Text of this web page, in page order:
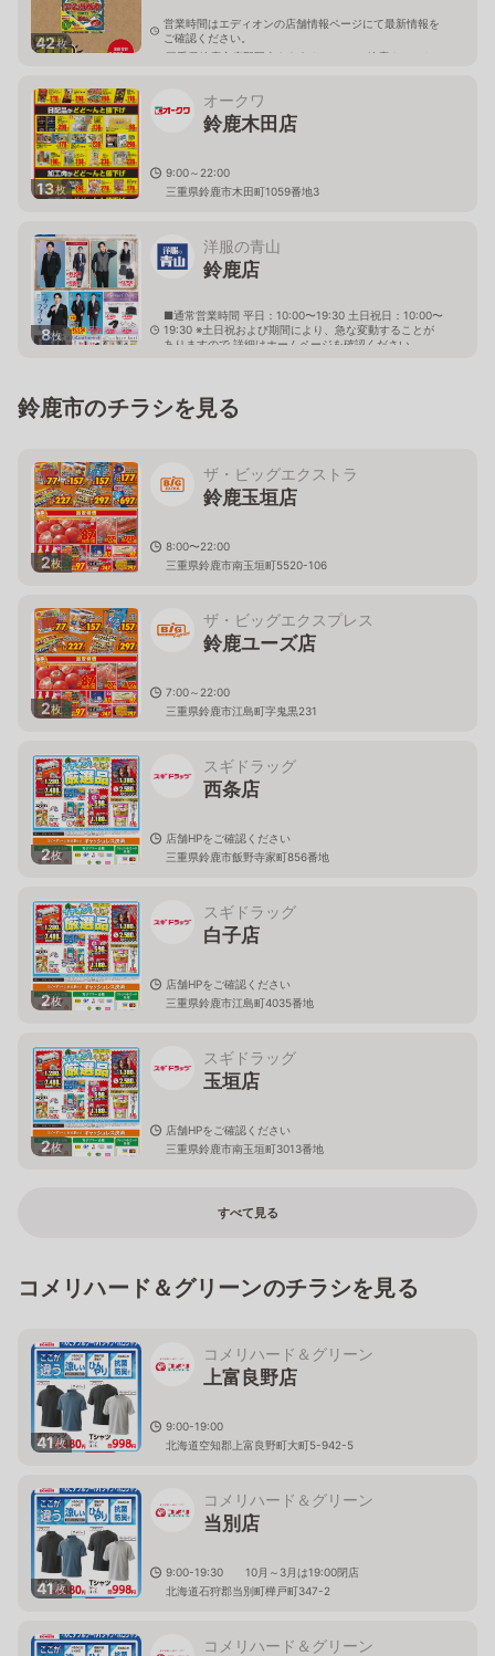
42枚
営業時間はエディオンの店舗情報ページにて最新情報を
ご確認ください。
三重県鈴鹿市庄野羽山4-1-2イオンモ-ル鈴鹿ウエスト
13枚
オークワ
鈴鹿木田店
9:00～22:00
三重県鈴鹿市木田町1059番地3
8枚
洋服の青山
鈴鹿店
■通常営業時間 平日：10:00〜19:30 土日祝日：10:00〜
19:30 ※土日祝および期間により、急な変動することが
ありますので 詳細はホームページを確認ください
鈴鹿市のチラシを見る
2枚
ザ・ビッグエクストラ
鈴鹿玉垣店
8:00〜22:00
三重県鈴鹿市南玉垣町5520-106
2枚
ザ・ビッグエクスプレス
鈴鹿ユーズ店
7:00～22:00
三重県鈴鹿市江島町字鬼黒231
2枚
スギドラッグ
西条店
店舗HPをご確認ください
三重県鈴鹿市飯野寺家町856番地
2枚
スギドラッグ
白子店
店舗HPをご確認ください
三重県鈴鹿市江島町4035番地
2枚
スギドラッグ
玉垣店
店舗HPをご確認ください
三重県鈴鹿市南玉垣町3013番地
すべて見る
コメリハード＆グリーンのチラシを見る
41枚
コメリハード＆グリーン
上富良野店
9:00-19:00
北海道空知郡上富良野町大町5-942-5
41枚
コメリハード＆グリーン
当別店
9:00-19:30 10月～3月は19:00閉店
北海道石狩郡当別町樺戸町347-2
コメリハード＆グリーン